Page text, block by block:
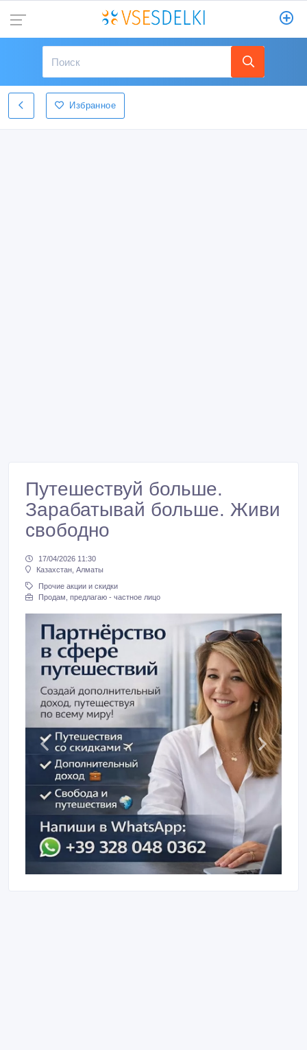
Избранное
Путешествуй больше.
Зарабатывай больше. Живи
свободно
17/04/2026 11:30
Казахстан, Алматы
Прочие акции и скидки
Продам, предлагаю - частное лицо